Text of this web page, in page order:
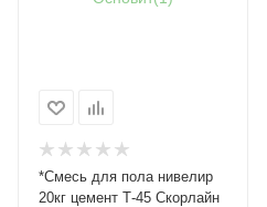
*Смесь для пола нивелир
20кг цемент Т-45 Скорлайн